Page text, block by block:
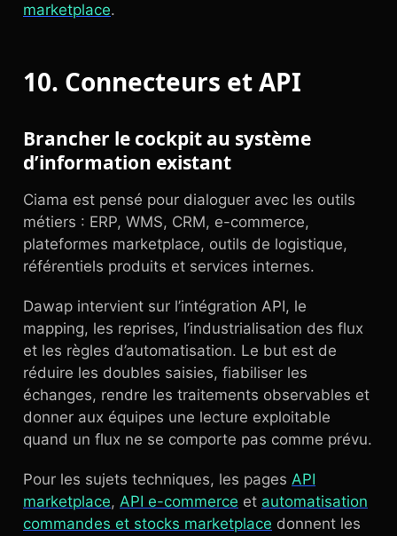
marketplace.
10. Connecteurs et API
Brancher le cockpit au système
d’information existant
Ciama est pensé pour dialoguer avec les outils
métiers : ERP, WMS, CRM, e-commerce,
plateformes marketplace, outils de logistique,
référentiels produits et services internes.
Dawap intervient sur l’intégration API, le
mapping, les reprises, l’industrialisation des flux
et les règles d’automatisation. Le but est de
réduire les doubles saisies, fiabiliser les
échanges, rendre les traitements observables et
donner aux équipes une lecture exploitable
quand un flux ne se comporte pas comme prévu.
Pour les sujets techniques, les pages API
marketplace, API e-commerce et automatisation
commandes et stocks marketplace donnent les